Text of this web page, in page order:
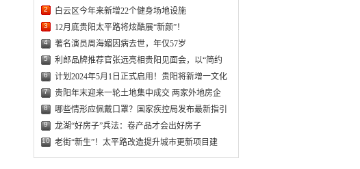
2 白云区今年来新增22个健身场地设施
3 12月底贵阳太平路将炫酷展“新颜”！
4 著名演员周海媚因病去世，年仅57岁
5 利郎品牌推荐官张远亮相贵阳见面会，以“简约
6 计划2024年5月1日正式启用！贵阳将新增一文化
7 贵阳年末迎来一轮土地集中成交 两家外地房企
8 哪些情形应佩戴口罩？国家疾控局发布最新指引
9 龙湖“好房子”兵法：卷产品才会出好房子
10 老街“新生”！太平路改造提升城市更新项目建